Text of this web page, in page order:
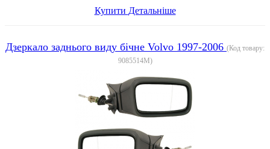
Купити Детальніше
Дзеркало заднього виду бічне Volvo 1997-2006 (Код товару:
9085514M)